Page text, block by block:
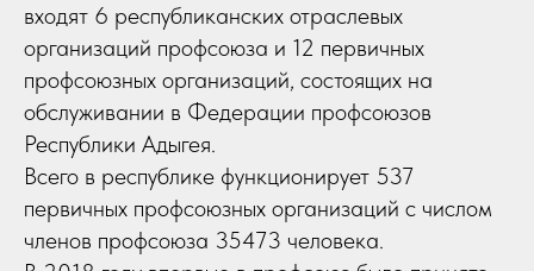
входят 6 республиканских отраслевых
организаций профсоюза и 12 первичных
профсоюзных организаций, состоящих на
обслуживании в Федерации профсоюзов
Республики Адыгея.
Всего в республике функционирует 537
первичных профсоюзных организаций с числом
членов профсоюза 35473 человека.